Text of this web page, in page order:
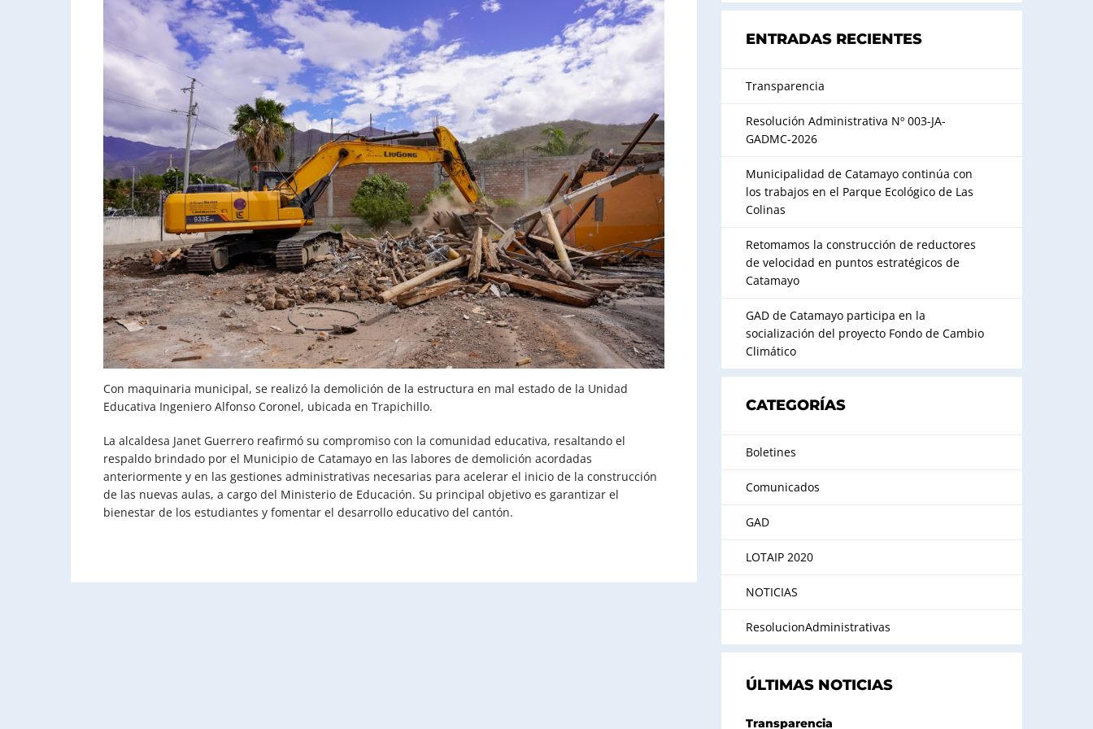
Con maquinaria municipal, se realizó la demolición de la estructura en mal estado de la Unidad
Educativa Ingeniero Alfonso Coronel, ubicada en Trapichillo.
La alcaldesa Janet Guerrero reafirmó su compromiso con la comunidad educativa, resaltando el
respaldo brindado por el Municipio de Catamayo en las labores de demolición acordadas
anteriormente y en las gestiones administrativas necesarias para acelerar el inicio de la construcción
de las nuevas aulas, a cargo del Ministerio de Educación. Su principal objetivo es garantizar el
bienestar de los estudiantes y fomentar el desarrollo educativo del cantón.
ENTRADAS RECIENTES
Transparencia
Resolución Administrativa Nº 003-JA-
GADMC-2026
Municipalidad de Catamayo continúa con
los trabajos en el Parque Ecológico de Las
Colinas
Retomamos la construcción de reductores
de velocidad en puntos estratégicos de
Catamayo
GAD de Catamayo participa en la
socialización del proyecto Fondo de Cambio
Climático
CATEGORÍAS
Boletines
Comunicados
GAD
LOTAIP 2020
NOTICIAS
ResolucionAdministrativas
ÚLTIMAS NOTICIAS
Transparencia